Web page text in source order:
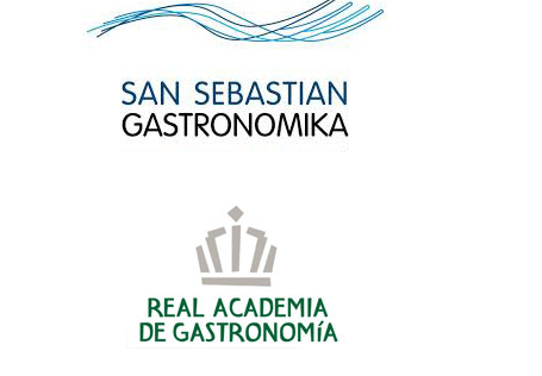
Diez Chefs Con Estrellas Michelin
22/07/2026
La UCM Lleva La